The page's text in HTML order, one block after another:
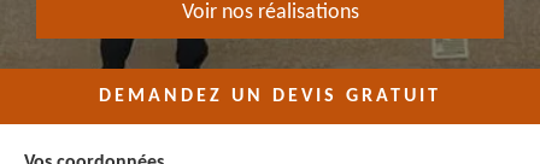
Voir nos réalisations
DEMANDEZ UN DEVIS GRATUIT